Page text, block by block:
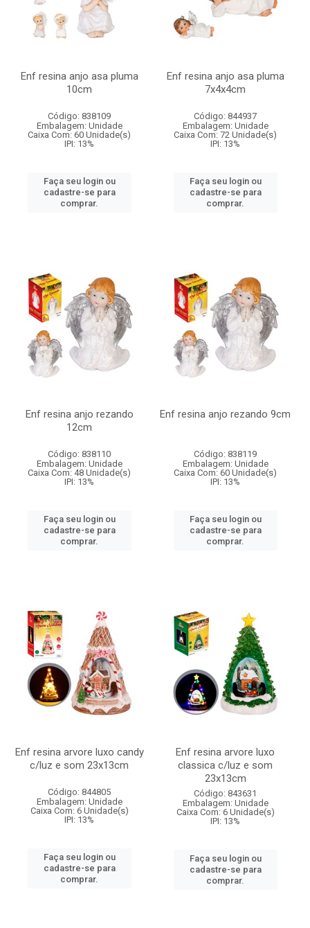
Enf resina anjo asa pluma
10cm
Código: 838109
Embalagem: Unidade
Caixa Com: 60 Unidade(s)
IPI: 13%
Faça seu login ou
cadastre-se para
comprar.
Enf resina anjo asa pluma
7x4x4cm
Código: 844937
Embalagem: Unidade
Caixa Com: 72 Unidade(s)
IPI: 13%
Faça seu login ou
cadastre-se para
comprar.
Enf resina anjo rezando
12cm
Código: 838110
Embalagem: Unidade
Caixa Com: 48 Unidade(s)
IPI: 13%
Faça seu login ou
cadastre-se para
comprar.
Enf resina anjo rezando 9cm
Código: 838119
Embalagem: Unidade
Caixa Com: 60 Unidade(s)
IPI: 13%
Faça seu login ou
cadastre-se para
comprar.
Enf resina arvore luxo candy
c/luz e som 23x13cm
Código: 844805
Embalagem: Unidade
Caixa Com: 6 Unidade(s)
IPI: 13%
Faça seu login ou
cadastre-se para
comprar.
Enf resina arvore luxo
classica c/luz e som
23x13cm
Código: 843631
Embalagem: Unidade
Caixa Com: 6 Unidade(s)
IPI: 13%
Faça seu login ou
cadastre-se para
comprar.